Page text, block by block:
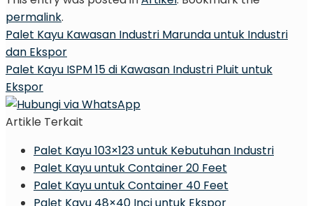
permalink.
Palet Kayu Kawasan Industri Marunda untuk Industri
dan Ekspor
Palet Kayu ISPM 15 di Kawasan Industri Pluit untuk
Ekspor
Artikle Terkait
Palet Kayu 103×123 untuk Kebutuhan Industri
Palet Kayu untuk Container 20 Feet
Palet Kayu untuk Container 40 Feet